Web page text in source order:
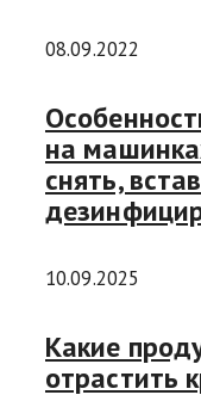
08.09.2022
на
снять,
10.09.2025
Какие
отрастить